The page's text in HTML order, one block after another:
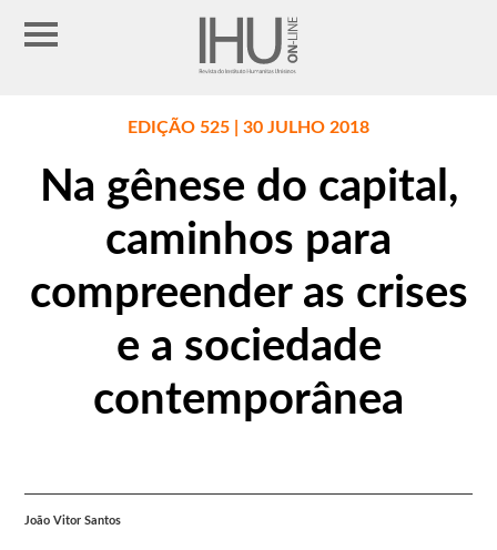
EDIÇÃO 525 | 30 JULHO 2018
Na gênese do capital,
caminhos para
compreender as crises
e a sociedade
contemporânea
João Vitor Santos